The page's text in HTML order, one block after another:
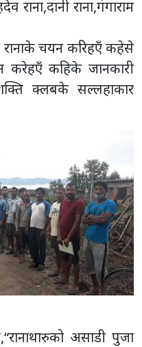
राना,गंगाराम
चयन करिहएँ कहेसे
करेहएँ कहिके जानकारी
क्लबके सल्लहाकार
असाडी पुजा